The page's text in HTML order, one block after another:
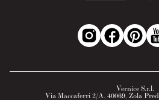
Vernice S.r.l.
Via Maccaferri 2/A, 40069, Zola